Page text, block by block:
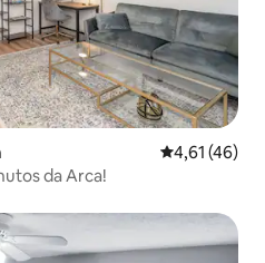
4,61 de uma
4,61 (46)
da Arca!